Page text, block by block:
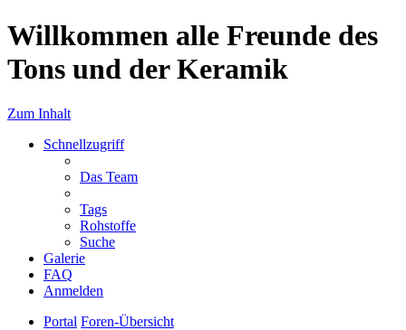
Willkommen alle Freunde des
Tons und der Keramik
Zum Inhalt
Schnellzugriff
Das Team
Tags
Rohstoffe
Suche
Galerie
FAQ
Anmelden
Portal Foren-Übersicht